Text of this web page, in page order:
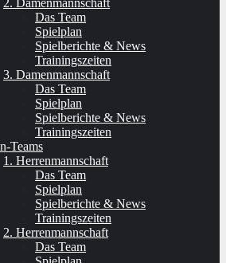
2. Damenmannschaft
Das Team
Spielplan
Spielberichte & News
Trainingszeiten
3. Damenmannschaft
Das Team
Spielplan
Spielberichte & News
Trainingszeiten
Teams
1. Herrenmannschaft
Das Team
Spielplan
Spielberichte & News
Trainingszeiten
2. Herrenmannschaft
Das Team